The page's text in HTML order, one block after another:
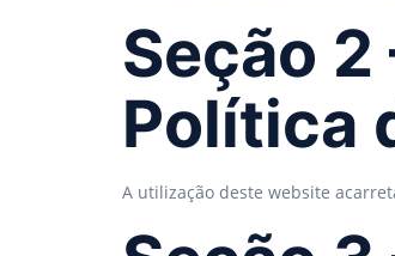
Seção
Política
A utilização deste website